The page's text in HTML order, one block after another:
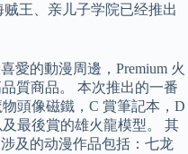
王、亲儿子学院已经推出
愛的動漫周邊，Premium 火
質商品。 本次推出的一番
頭像磁鐵，C 賞筆記本，D
最後賞的雄火龍模型。 其
及的动漫作品包括：七龙